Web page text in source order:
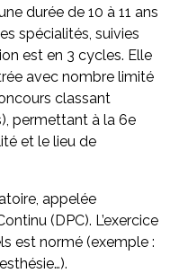
durée de 10 à 11 ans
spécialités, suivies
est en 3 cycles. Elle
avec nombre limité
classant
permettant à la 6e
et le lieu de
appelée
(DPC). L’exercice
est normé (exemple :